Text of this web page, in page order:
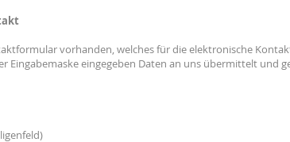
vorhanden, welches für die elektronische
Eingabemaske eingegeben Daten an uns übermittelt und